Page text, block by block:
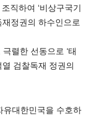
직하여 ‘비상구국기
정권의 하수인으로
렬한 선동으로 ‘태
검찰독재 정권의
유대한민국을 수호하